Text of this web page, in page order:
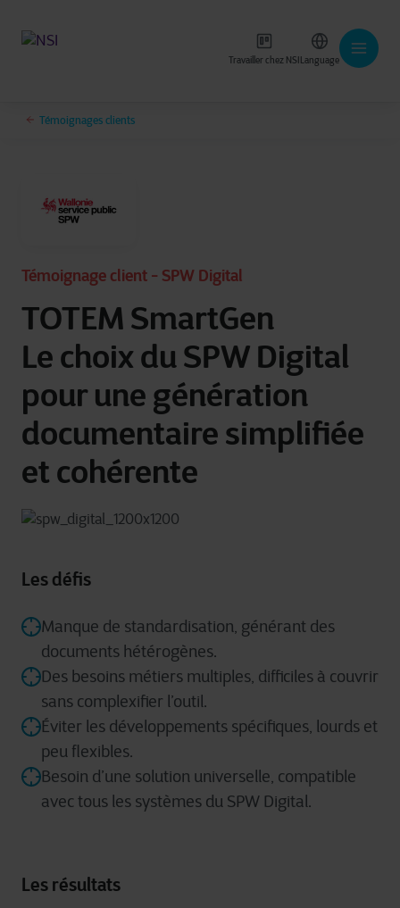
Travailler chez NSILanguage
Témoignages clients
Témoignage client - SPW Digital
TOTEM SmartGen
Le choix du SPW Digital
pour une génération
documentaire simplifiée
et cohérente
Les défis
Manque de standardisation, générant des
documents hétérogènes.
Des besoins métiers multiples, difficiles à couvrir
sans complexifier l’outil.
Éviter les développements spécifiques, lourds et
peu flexibles.
Besoin d’une solution universelle, compatible
avec tous les systèmes du SPW Digital.
Les résultats